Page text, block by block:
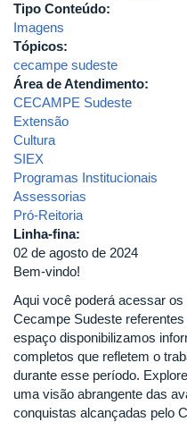
Tipo Conteúdo:
Imagens
Tópicos:
cecampe sudeste
Área de Atendimento:
CECAMPE Sudeste
Extensão
Cultura
SIEX
Programas Institucionais
Assessorias
Pró-Reitoria
Linha-fina:
02 de agosto de 2024
Bem-vindo!
Aqui você poderá acessar
Cecampe Sudeste
espaço disponibilizamos
completos que refletem o
durante esse período.
uma visão abrangente das
conquistas alcançadas pelo